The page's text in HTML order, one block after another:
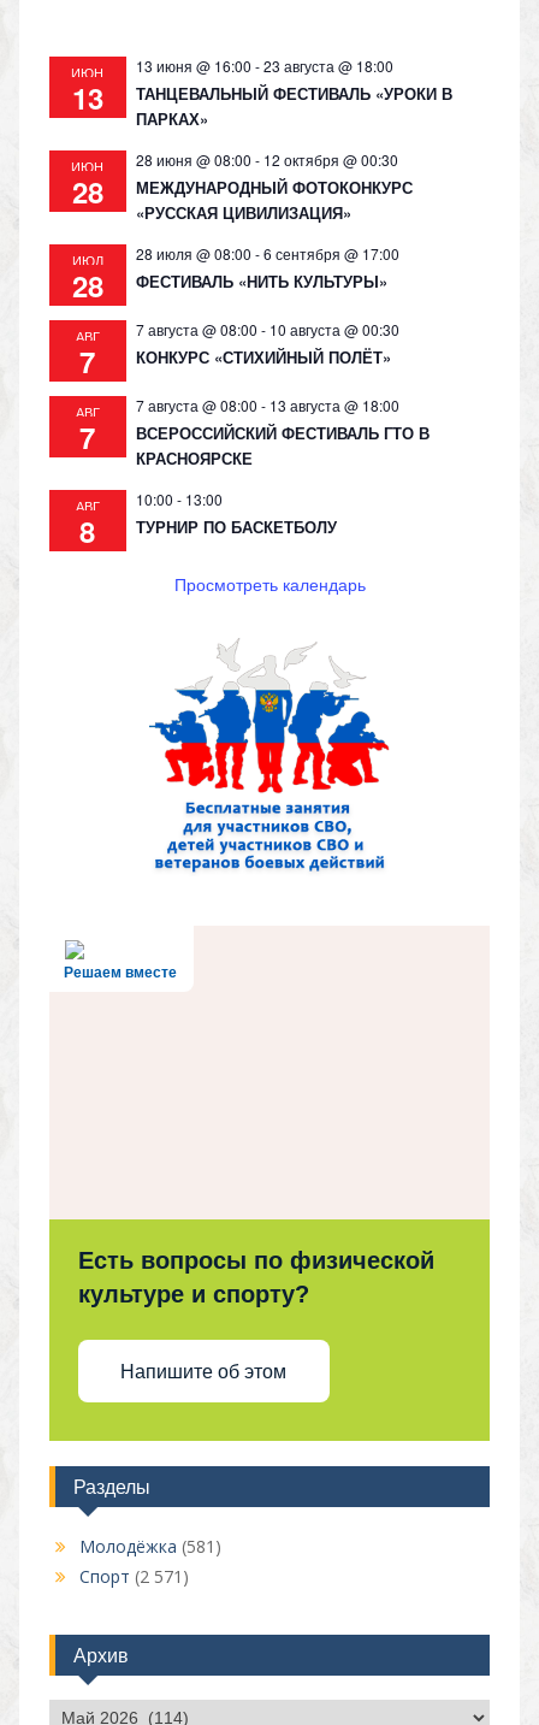
ИЮН
13
13 июня @ 16:00 -23 августа @ 18:00
ТАНЦЕВАЛЬНЫЙ ФЕСТИВАЛЬ «УРОКИ В
ПАРКАХ»
ИЮН
28
28 июня @ 08:00 - 12 октября @ 00:30
МЕЖДУНАРОДНЫЙ ФОТОКОНКУРС
«РУССКАЯ ЦИВИЛИЗАЦИЯ»
ИЮЛ
28
28 июля @ 08:00 -6 сентября @ 17:00
ФЕСТИВАЛЬ «НИТЬ КУЛЬТУРЫ»
АВГ
7
7 августа @ 08:00 - 10 августа @ 00:30
КОНКУРС «СТИХИЙНЫЙ ПОЛЁТ»
АВГ
7
7 августа @ 08:00 - 13 августа @ 18:00
ВСЕРОССИЙСКИЙ ФЕСТИВАЛЬ ГТО В
КРАСНОЯРСКЕ
АВГ
8
10:00 - 13:00
ТУРНИР ПО БАСКЕТБОЛУ
Просмотреть календарь
Решаем вместе
Есть вопросы по физической
культуре и спорту?
Напишите об этом
Разделы
Молодёжка (581)
Спорт (2 571)
Архив
Архив